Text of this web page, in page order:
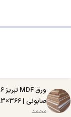
صابونی | 366×183
محمد